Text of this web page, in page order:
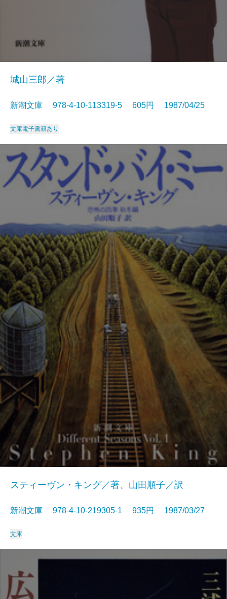
城山三郎／著
新潮文庫 978-4-10-113319-5 605円 1987/04/25
文庫電子書籍あり
スティーヴン・キング／著、山田順子／訳
新潮文庫 978-4-10-219305-1 935円 1987/03/27
文庫